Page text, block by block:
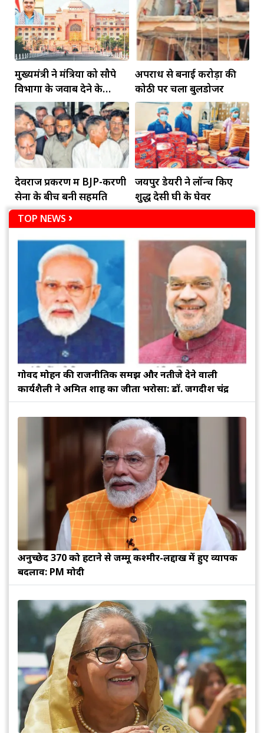
मुख्यमंत्री ने मंत्रियों को सौपे
विभागों के जवाब देने के
दायित्व
अपराध से बनाई करोड़ों की
कोठी पर चला बुलडोजर
देवराज प्रकरण में BJP-करणी
सेना के बीच बनी सहमति
जयपुर डेयरी ने लॉन्च किए
शुद्ध देसी घी के घेवर
TOP NEWS
गोविंद मोहन की राजनीतिक समझ और नतीजे देने वाली
कार्यशैली ने अमित शाह का जीता भरोसा: डॉ. जगदीश चंद्र
अनुच्छेद 370 को हटाने से जम्मू कश्मीर-लद्दाख में हुए व्यापक
बदलाव: PM मोदी